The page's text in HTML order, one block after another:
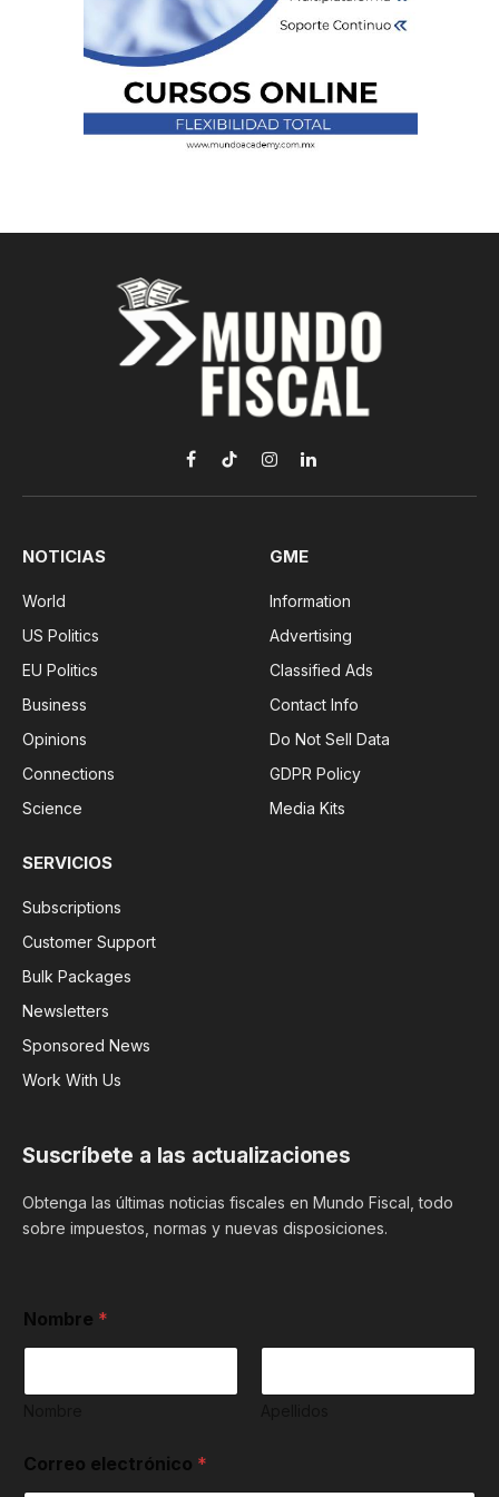
Facebook
TikTokInstagramLinkedIn
NOTICIAS
World
US Politics
EU Politics
Business
Opinions
Connections
Science
GME
Information
Advertising
Classified Ads
Contact Info
Do Not Sell Data
GDPR Policy
Media Kits
SERVICIOS
Subscriptions
Customer Support
Bulk Packages
Newsletters
Sponsored News
Work With Us
Suscríbete a las actualizaciones
Obtenga las últimas noticias fiscales en Mundo Fiscal, todo
sobre impuestos, normas y nuevas disposiciones.
Nombre *
e
y
Correo electrónico *